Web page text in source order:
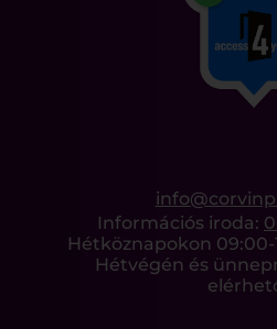
Információs iroda:
Hétköznapokon
Hétvégén és